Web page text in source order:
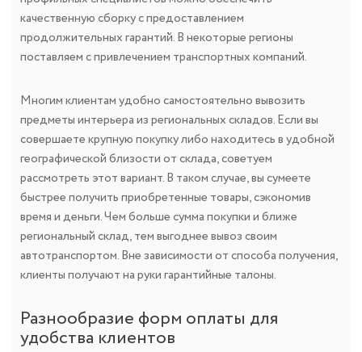
качественную сборку с предоставлением
продолжительных гарантий. В некоторые регионы
поставляем с привлечением транспортных компаний.
Многим клиентам удобно самостоятельно вывозить
предметы интерьера из региональных складов. Если вы
совершаете крупную покупку либо находитесь в удобной
географической близости от склада, советуем
рассмотреть этот вариант. В таком случае, вы сумеете
быстрее получить приобретенные товары, сэкономив
время и деньги. Чем больше сумма покупки и ближе
региональный склад, тем выгоднее вывоз своим
автотранспортом. Вне зависимости от способа получения,
клиенты получают на руки гарантийные талоны.
Разнообразие форм оплаты для
удобства клиентов